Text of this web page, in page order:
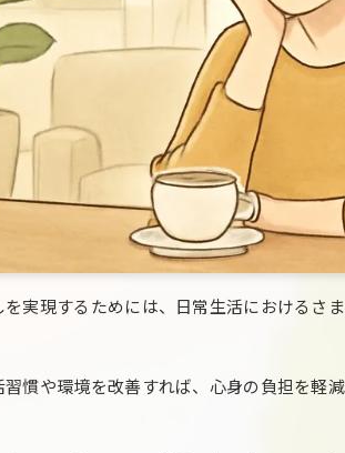
実現するためには、日常生活におけるさ
習慣や環境を改善すれば、心身の負担を軽